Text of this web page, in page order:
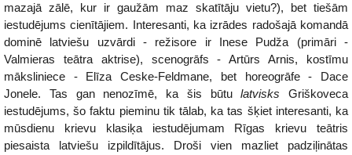
mazajā zālē, kur ir gaužām maz skatītāju vietu?), bet tiešām
iestudējums cienītājiem. Interesanti, ka izrādes radošajā komandā
dominē latviešu uzvārdi - režisore ir Inese Pudža (primāri -
Valmieras teātra aktrise), scenogrāfs - Artūrs Arnis, kostīmu
māksliniece - Elīza Ceske-Feldmane, bet horeogrāfe - Dace
Jonele. Tas gan nenozīmē, ka šis būtulatvisks Griškoveca
iestudējums, šo faktu pieminu tik tālab, ka tas šķiet interesanti, ka
mūsdienu krievu klasiķa iestudējumam Rīgas krievu teātris
piesaista latviešu izpildītājus. Droši vien mazliet padziļinātas